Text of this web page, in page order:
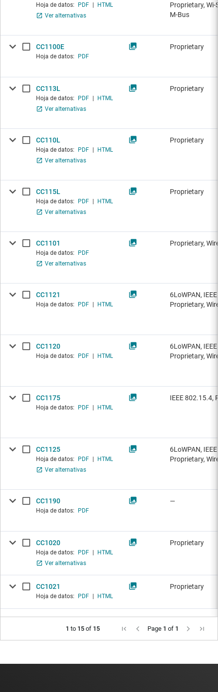
Hoja de datos: PDF
HTML
Ver alternativas
Proprietary, Wi-
M-Bus
CC1100E
Hoja de datos: PDF
Proprietary
CC113L
Hoja de datos: PDF
HTML
Ver alternativas
Proprietary
CC110L
Hoja de datos: PDF
HTML
Ver alternativas
Proprietary
CC115L
Hoja de datos: PDF
HTML
Ver alternativas
Proprietary
CC1101
Hoja de datos:
PDF
Ver alternativas
Proprietary,
CC1121
Hoja de datos: PDF HTML
6LoWPAN,
Proprietary,
CC1120
Hoja de datos: PDF HTML
6LoWPAN,
Proprietary,
CC1175
Hoja de datos: PDF HTML
IEEE 802.15.4,
CC1125
Hoja de datos: PDF
HTML
Ver alternativas
6LoWPAN,
Proprietary,
CC1190
Hoja de datos: PDF
—
CC1020
Hoja de datos: PDF
HTML
Ver alternativas
Proprietary
CC1021
Hoja de datos: PDF HTML
Proprietary
1 to 15 of 15 Page 1 of 1